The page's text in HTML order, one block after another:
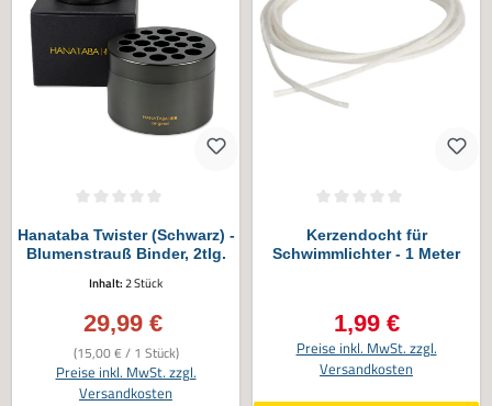
Hanataba Twister (Schwarz) -
Blumenstrauß Binder, 2tlg.
Inhalt:2 Stück
Verkaufspreis:
29,99 €
(15,00 € / 1 Stück)
Preise inkl. MwSt. zzgl.
Versandkosten
Kerzendocht für
Schwimmlichter - 1 Meter
Regulärer Preis:
1,99 €
Preise inkl. MwSt. zzgl.
Versandkosten